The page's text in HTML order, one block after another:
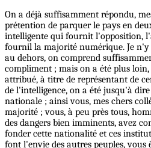
On a déjà suffisamment répondu,
prétention de parquer le pays en
intelligente qui fournit l'opposition,
fournil la majorité numérique. Je
au dehors, on comprend
compliment ; mais on a été plus
attribué, à titre de représentant de
de l'intelligence, on a été jusqu'à
nationale ; ainsi vous, mes chers
majorité ; vous, à peu près tous,
des dangers bien imminents, avez
fonder cette nationalité et ces
font l'envie des autres peuples,